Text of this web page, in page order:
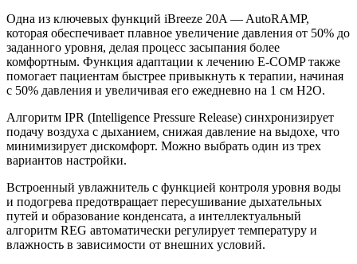
Одна из ключевых функций iBreeze 20A — AutoRAMP,
которая обеспечивает плавное увеличение давления от 50% до
заданного уровня, делая процесс засыпания более
комфортным. Функция адаптации к лечению E-COMP также
помогает пациентам быстрее привыкнуть к терапии, начиная
с 50% давления и увеличивая его ежедневно на 1 см H2O.
Алгоритм IPR (Intelligence Pressure Release) синхронизирует
подачу воздуха с дыханием, снижая давление на выдохе, что
минимизирует дискомфорт. Можно выбрать один из трех
вариантов настройки.
Встроенный увлажнитель с функцией контроля уровня воды
и подогрева предотвращает пересушивание дыхательных
путей и образование конденсата, а интеллектуальный
алгоритм REG автоматически регулирует температуру и
влажность в зависимости от внешних условий.